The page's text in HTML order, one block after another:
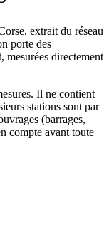
extrait du réseau
porte des
, mesurées directement
Il ne contient
stations sont par
(barrages,
compte avant toute